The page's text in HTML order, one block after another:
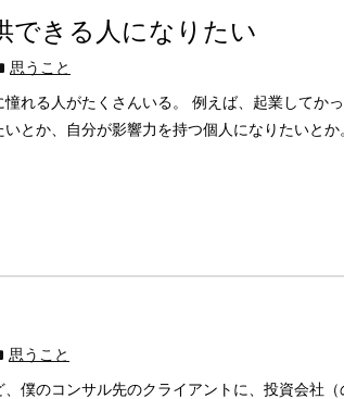
できる人になりたい
思うこと
れる人がたくさんいる。 例えば、起業してか
とか、自分が影響力を持つ個人になりたいと
思うこと
、僕のコンサル先のクライアントに、投資会社